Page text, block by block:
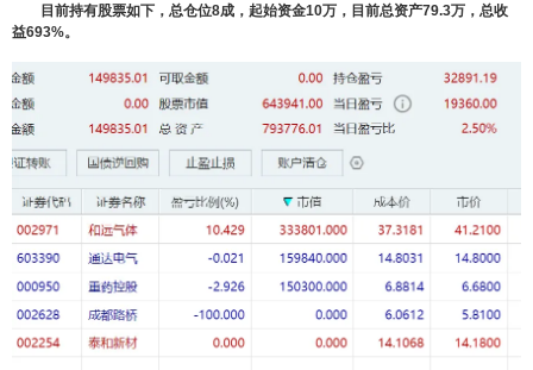
目前持有股票如下，总仓位8成，起始资金10万，目前总资产79.3万，总收
益693%。